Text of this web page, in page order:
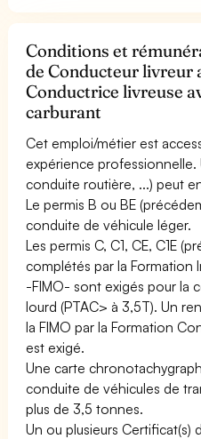
Conditions et
de Conducteur livreur
Conductrice livreuse
carburant
Cet emploi/métier est
expérience professionnelle.
conduite routière, ...) peut
Le permis B ou BE
conduite de véhicule léger.
Les permis C, C1, CE, C1E
complétés par la Formation
-FIMO- sont exigés pour la
lourd (PTAC> à 3,5T). Un
la FIMO par la Formation
est exigé.
Une carte
conduite de véhicules de
plus de 3,5 tonnes.
Un ou plusieurs Certificat(s)